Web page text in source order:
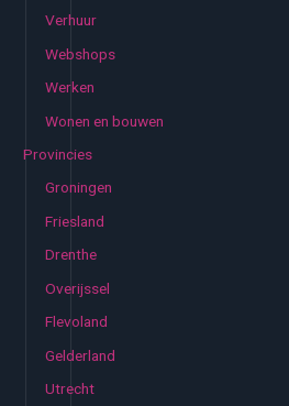
Verhuur
Webshops
Werken
Wonen en bouwen
Provincies
Groningen
Friesland
Drenthe
Overijssel
Flevoland
Gelderland
Utrecht